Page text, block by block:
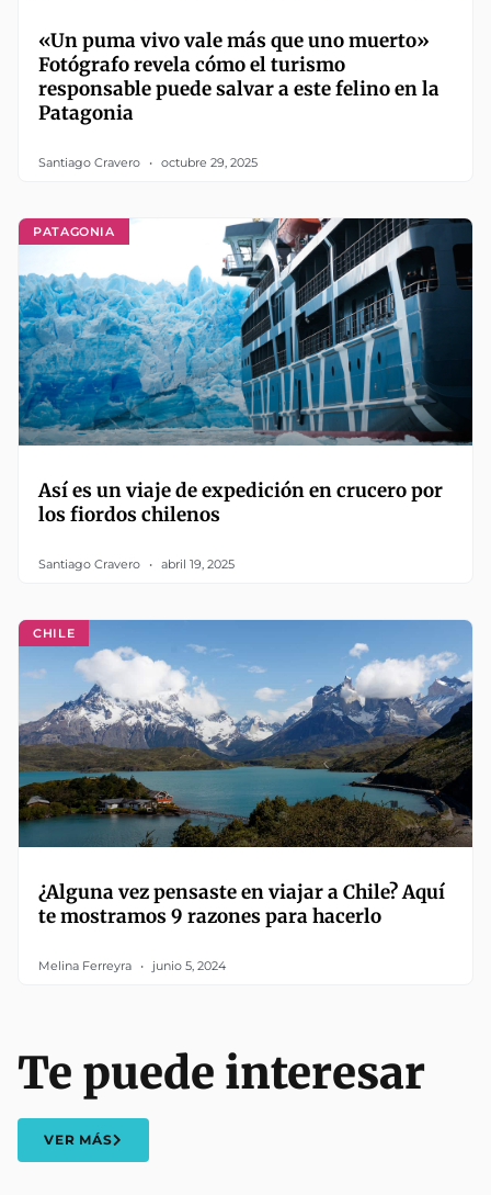
«Un puma vivo vale más que uno muerto»
Fotógrafo revela cómo el turismo
responsable puede salvar a este felino en la
Patagonia
Santiago Cravero octubre 29, 2025
PATAGONIA
Así es un viaje de expedición en crucero por
los fiordos chilenos
Santiago Cravero abril 19, 2025
CHILE
¿Alguna vez pensaste en viajar a Chile? Aquí
te mostramos 9 razones para hacerlo
Melina Ferreyra junio 5, 2024
Te puede interesar
VER MÁS